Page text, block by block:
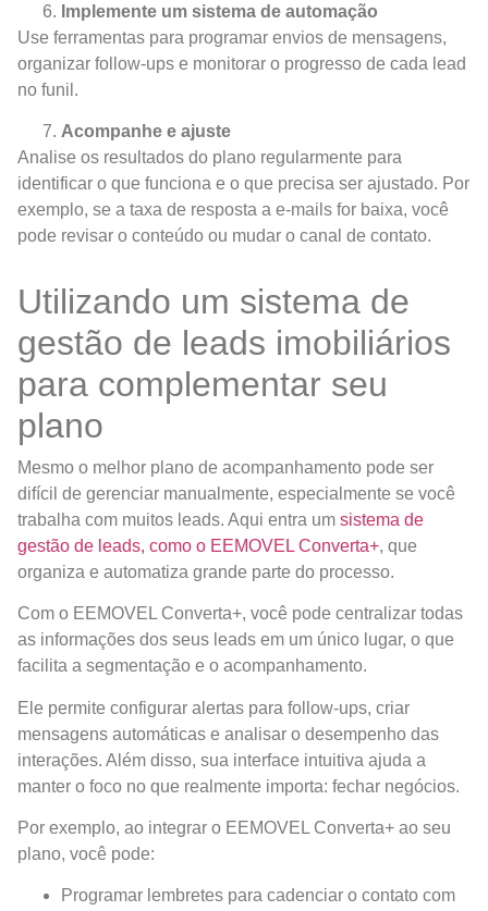
Implemente um sistema de automação
Use ferramentas para programar envios de mensagens,
organizar follow-ups e monitorar o progresso de cada lead
no funil.
Acompanhe e ajuste
Analise os resultados do plano regularmente para
identificar o que funciona e o que precisa ser ajustado. Por
exemplo, se a taxa de resposta a e-mails for baixa, você
pode revisar o conteúdo ou mudar o canal de contato.
Utilizando um sistema de
gestão de leads imobiliários
para complementar seu
plano
Mesmo o melhor plano de acompanhamento pode ser
difícil de gerenciar manualmente, especialmente se você
trabalha com muitos leads. Aqui entra um sistema de
gestão de leads, como o EEMOVEL Converta+, que
organiza e automatiza grande parte do processo.
Com o EEMOVEL Converta+, você pode centralizar todas
as informações dos seus leads em um único lugar, o que
facilita a segmentação e o acompanhamento.
Ele permite configurar alertas para follow-ups, criar
mensagens automáticas e analisar o desempenho das
interações. Além disso, sua interface intuitiva ajuda a
manter o foco no que realmente importa: fechar negócios.
Por exemplo, ao integrar o EEMOVEL Converta+ ao seu
plano, você pode:
Programar lembretes para cadenciar o contato com